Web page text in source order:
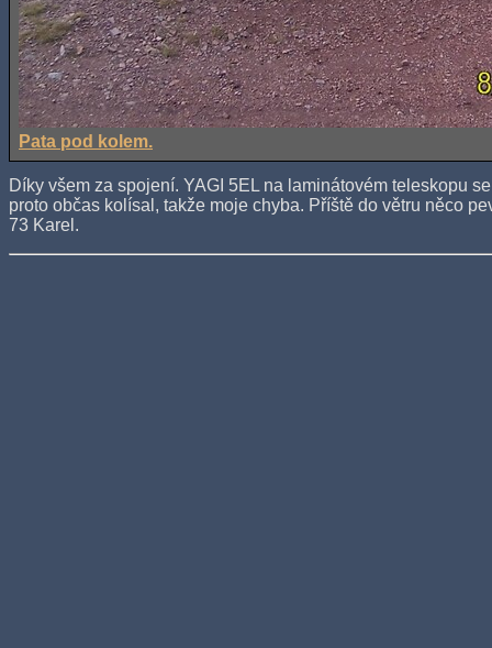
Pata pod kolem.
Díky všem za spojení. YAGI 5EL na laminátovém teleskopu
proto občas kolísal, takže moje chyba. Příště do větru něco
73 Karel.